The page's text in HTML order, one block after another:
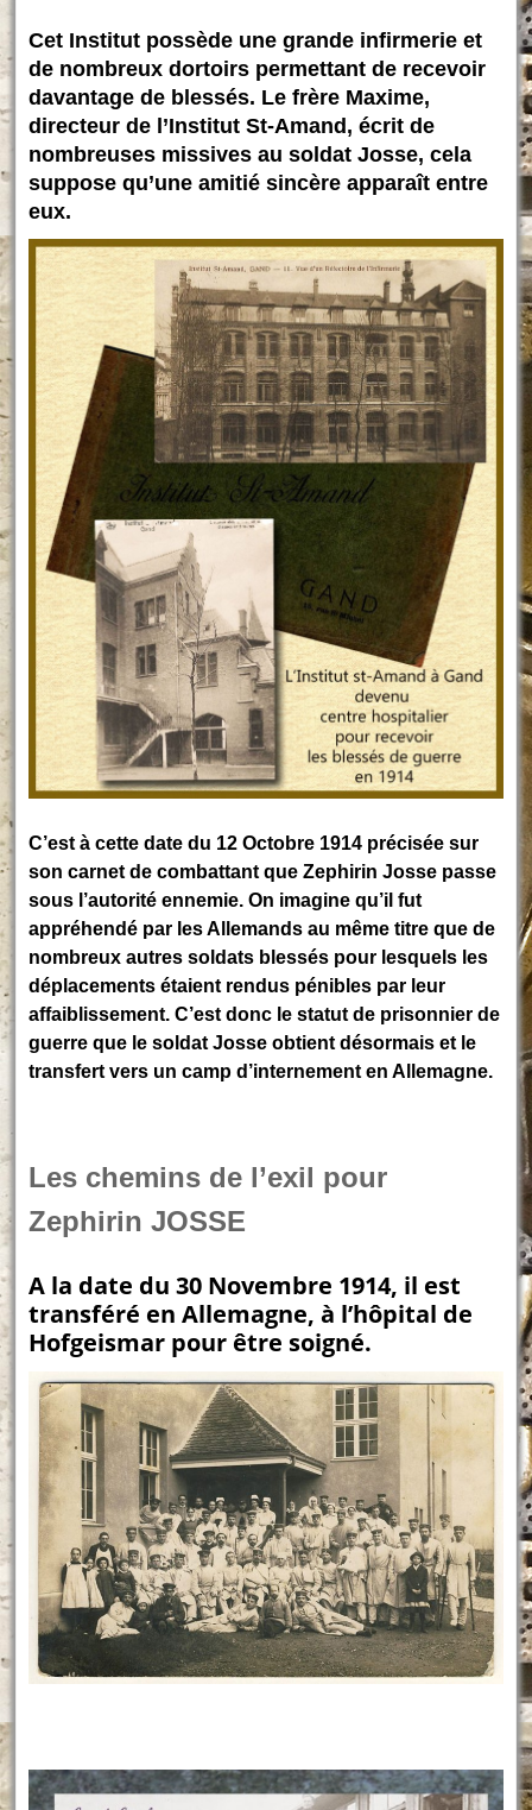
Cet Institut possède une grande infirmerie et
de nombreux dortoirs permettant de recevoir
davantage de blessés. Le frère Maxime,
directeur de l’Institut St-Amand, écrit de
nombreuses missives au soldat Josse, cela
suppose qu’une amitié sincère apparaît entre
eux.
C’est à cette date du 12 Octobre 1914 précisée sur
son carnet de combattant que Zephirin Josse passe
sous l’autorité ennemie. On imagine qu’il fut
appréhendé par les Allemands au même titre que de
nombreux autres soldats blessés pour lesquels les
déplacements étaient rendus pénibles par leur
affaiblissement. C’est donc le statut de prisonnier de
guerre que le soldat Josse obtient désormais et le
transfert vers un camp d’internement en Allemagne.
Les chemins de l’exil pour
Zephirin JOSSE
A la date du 30 Novembre 1914, il est
transféré en Allemagne, à l’hôpital de
Hofgeismar pour être soigné.